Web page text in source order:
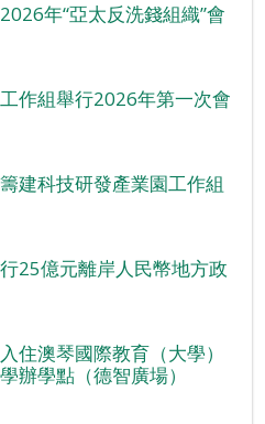
年“亞太反洗錢組織”會
作組舉行2026年第一次會
建科技研發產業園工作組
25億元離岸人民幣地方政
住澳琴國際教育（大學）
學點（德智廣場）